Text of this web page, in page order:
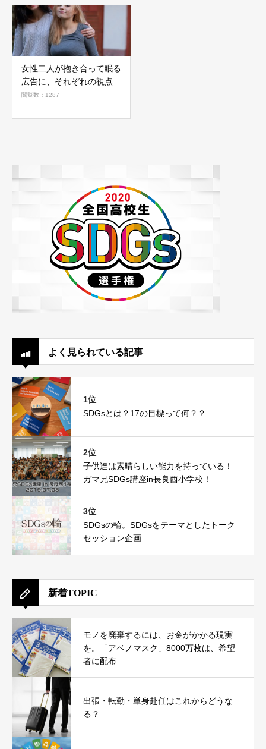
女性二人が抱き合って眠る
広告に、それぞれの視点
閲覧数：1287
よく見られている記事
1位
SDGsとは？17の目標って何？？
2位
子供達は素晴らしい能力を持っている！
ガマ兄SDGs講座in長良西小学校！
3位
SDGsの輪。SDGsをテーマとしたトーク
セッション企画
新着TOPIC
モノを廃棄するには、お金がかかる現実
を。「アベノマスク」8000万枚は、希望
者に配布
出張・転勤・単身赴任はこれからどうな
る？